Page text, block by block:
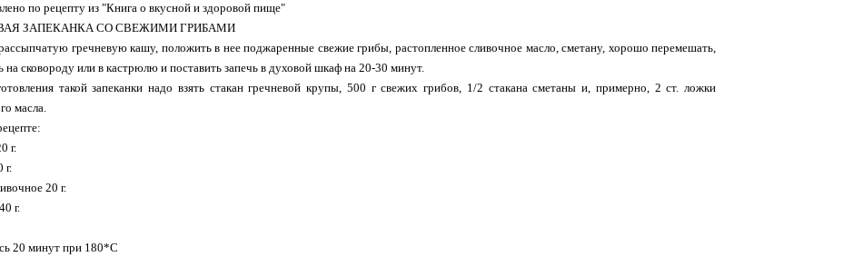
по рецепту из "Книга о вкусной и здоровой пище"
ЗАПЕКАНКА СО СВЕЖИМИ ГРИБАМИ
гречневую кашу, положить в нее поджаренные свежие грибы, растопленное сливочное масло, сметану, хорошо перемешать,
на сковороду или в кастрюлю и поставить запечь в духовой шкаф на 20-30 минут.
такой запеканки надо взять стакан гречневой крупы, 500 г свежих грибов, 1/2 стакана сметаны и, примерно, 2 ст. ложки
масла.
г.
г.
20 г.
г.
20 минут при 180*С